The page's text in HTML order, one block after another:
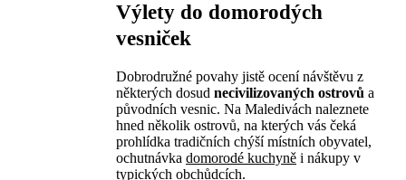
Výlety do domorodých
vesniček
Dobrodružné povahy jistě ocení návštěvu z
některých dosud necivilizovaných ostrovů a
původních vesnic. Na Maledivách naleznete
hned několik ostrovů, na kterých vás čeká
prohlídka tradičních chýší místních obyvatel,
ochutnávka domorodé kuchyně i nákupy v
typických obchůdcích.